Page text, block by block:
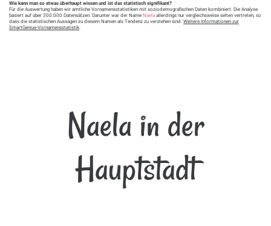
Wie kann man so etwas überhaupt wissen und ist das statistisch signifikant?
Für die Auswertung haben wir amtliche Vornamensstatistiken mit soziodemografischen Daten kombiniert. Die Analyse
basiert auf über 300.000 Datensätzen. Darunter war der Name Naela allerdings nur vergleichsweise selten vertreten, so
dass die statistischen Aussagen zu diesem Namen als Tendenz zu verstehen sind. Weitere Informationen zur
SmartGenius-Vornamensstatistik.
Naela in der
Hauptstadt